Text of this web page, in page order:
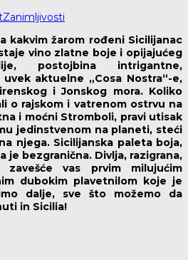
Zanimljivosti
kakvim žarom rođeni Sicilijanac
vino zlatne boje i opijajućeg
postojbina intrigantne,
aktuelne „Cosa Nostra“-e,
i Jonskog mora. Koliko
o rajskom i vatrenom ostrvu na
i moćni Stromboli, pravi utisak
jedinstvenom na planeti, steći
njega. Sicilijanska paleta boja,
je bezgranična. Divlja, razigrana,
zavešće vas prvim milujućim
dubokim plavetnilom koje je
dalje, sve što možemo da
in Sicilia!